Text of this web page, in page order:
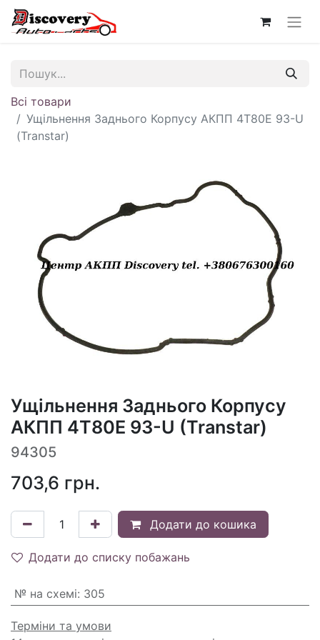
Всі товари
Ущільнення Заднього Корпусу АКПП 4T80E 93-U
(Transtar)
Ущільнення Заднього Корпусу
АКПП 4T80E 93-U (Transtar)
94305
703,6 грн.
Додати до кошика
Додати до списку побажань
№ на схемі: 305
Терміни та умови